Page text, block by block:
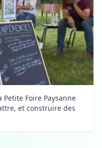
Petite Foire Paysanne
et construire des